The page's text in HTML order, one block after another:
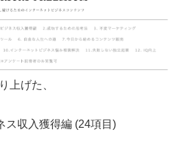
上げた、
ス収入獲得編 (24項目)